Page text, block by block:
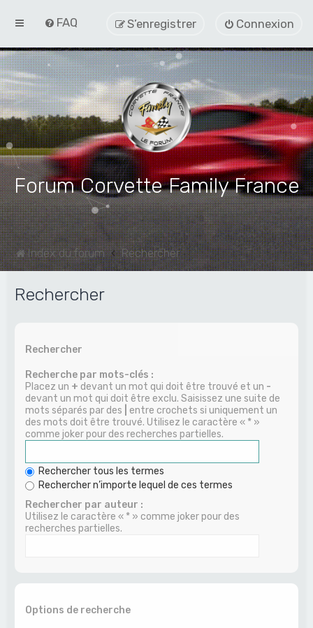
FAQ Connexion
S’enregistrer
Forum Corvette Family France
Index du forum Rechercher
Rechercher
Rechercher
Recherche par mots-clés :
Placez un + devant un mot qui doit être trouvé et un -
devant un mot qui doit être exclu. Saisissez une suite de
mots séparés par des
entre crochets si uniquement un
des mots doit être trouvé. Utilisez le caractère « * »
comme joker pour des recherches partielles.
Rechercher tous les termes
Rechercher n’importe lequel de ces termes
Rechercher par auteur :
Utilisez le caractère « * » comme joker pour des
recherches partielles.
Options de recherche